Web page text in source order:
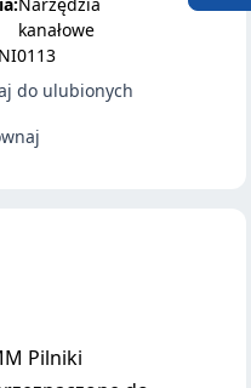
kanałowe
do ulubionych
Pilniki